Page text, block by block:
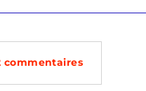
commentaires